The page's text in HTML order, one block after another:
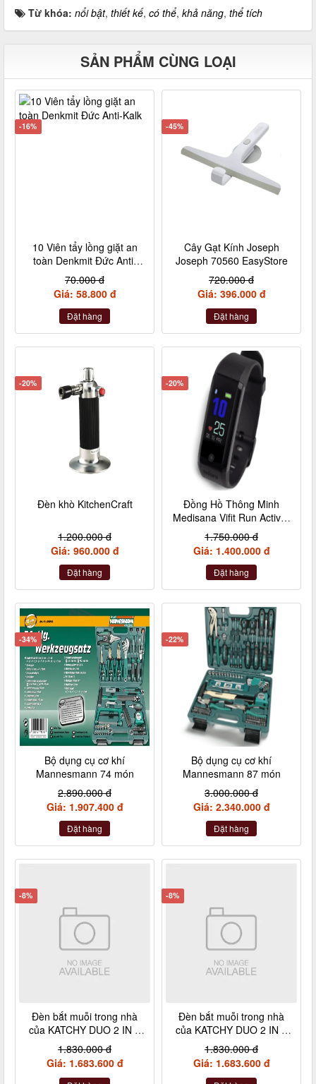
Từ khóa: nổi bật, thiết kế, có thể, khả năng, thể tích
SẢN PHẨM CÙNG LOẠI
-16%
10 Viên tẩy lồng giặt an
toàn Denkmit Đức Anti-
Kalk
70.000 đ
Giá: 58.800 đ
Đặt hàng
-45%
Cây Gạt Kính Joseph
Joseph 70560 EasyStore
720.000 đ
Giá: 396.000 đ
Đặt hàng
-20%
Đèn khò KitchenCraft
1.200.000 đ
Giá: 960.000 đ
Đặt hàng
-20%
Đồng Hồ Thông Minh
Medisana Vifit Run Activity
Tracker 79492
1.750.000 đ
Giá: 1.400.000 đ
Đặt hàng
-34%
Bộ dụng cụ cơ khí
Mannesmann 74 món
2.890.000 đ
Giá: 1.907.400 đ
Đặt hàng
-22%
Bộ dụng cụ cơ khí
Mannesmann 87 món
3.000.000 đ
Giá: 2.340.000 đ
Đặt hàng
-8%
Đèn bắt muỗi trong nhà
của KATCHY DUO 2 IN 1
(màu đen)
1.830.000 đ
Giá: 1.683.600 đ
-8%
Đèn bắt muỗi trong nhà
của KATCHY DUO 2 IN 1
(màu trắng)
1.830.000 đ
Giá: 1.683.600 đ